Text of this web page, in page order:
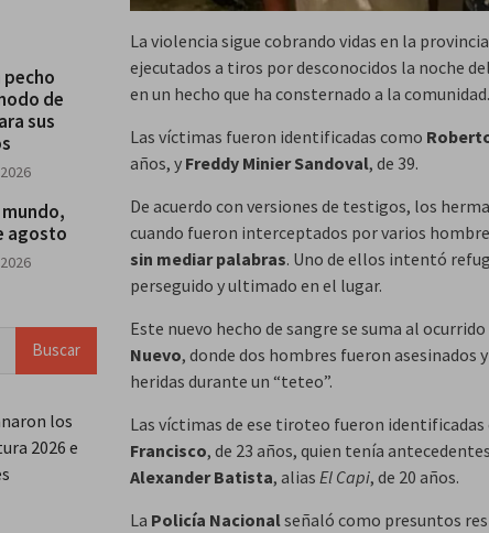
La violencia sigue cobrando vidas en la
ejecutados a tiros por desconocidos la noche
en un hecho que ha consternado a la comunidad.
Las víctimas fueron identificadas como
años, y Freddy Minier Sandoval, de 39.
De acuerdo con versiones de testigos, los
cuando fueron interceptados por varios
sin mediar palabras. Uno de ellos intentó
perseguido y ultimado en el lugar.
Este nuevo hecho de sangre se suma al
Nuevo, donde dos hombres fueron
heridas durante un “teteo”.
Las víctimas de ese tiroteo fueron identificadas
Francisco, de 23 años, quien tenía
Alexander Batista, alias El Capi, de 20 años.
La Policía Nacional señaló como presuntos
pecho
de
sus
agosto
los
2026 e